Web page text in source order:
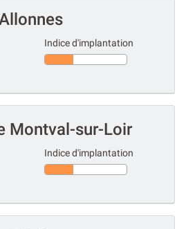
Indice d'implantation
Montval-sur-Loir
Indice d'implantation